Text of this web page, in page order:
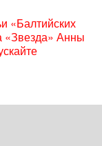
«Балтийских
«Звезда» Анны